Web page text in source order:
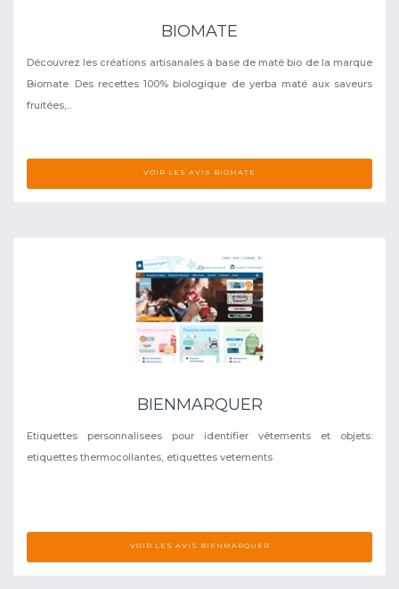
BIOMATE
Découvrez les créations artisanales à base de maté bio de la marque
Biomate. Des recettes 100% biologique de yerba maté aux saveurs
fruitées,...
VOIR LES AVIS BIOMATE
BIENMARQUER
Etiquettes personnalisees pour identifier vêtements et objets:
etiquettes thermocollantes, etiquettes vetements
VOIR LES AVIS BIENMARQUER